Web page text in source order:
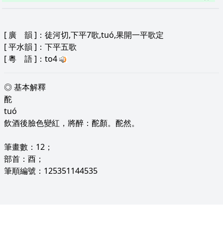
[ 廣 韻 ]：徒河切,下平7歌,tuó,果開一平歌定
[平水韻 ]：下平五歌
[粵 語]：to4
◎ 基本解釋
酡
tuó
飲酒後臉色變紅，將醉：酡顏。酡然。
筆畫數：12；
部首：酉；
筆順編號：125351144535